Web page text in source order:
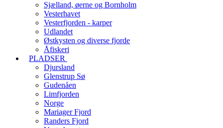
Sjælland, øerne og Bornholm
Vesterhavet
Vesterfjorden - karper
Udlandet
Østkysten og diverse fjorde
Åfiskeri
PLADSER
Djursland
Glenstrup Sø
Gudenåen
Limfjorden
Norge
Mariager Fjord
Randers Fjord